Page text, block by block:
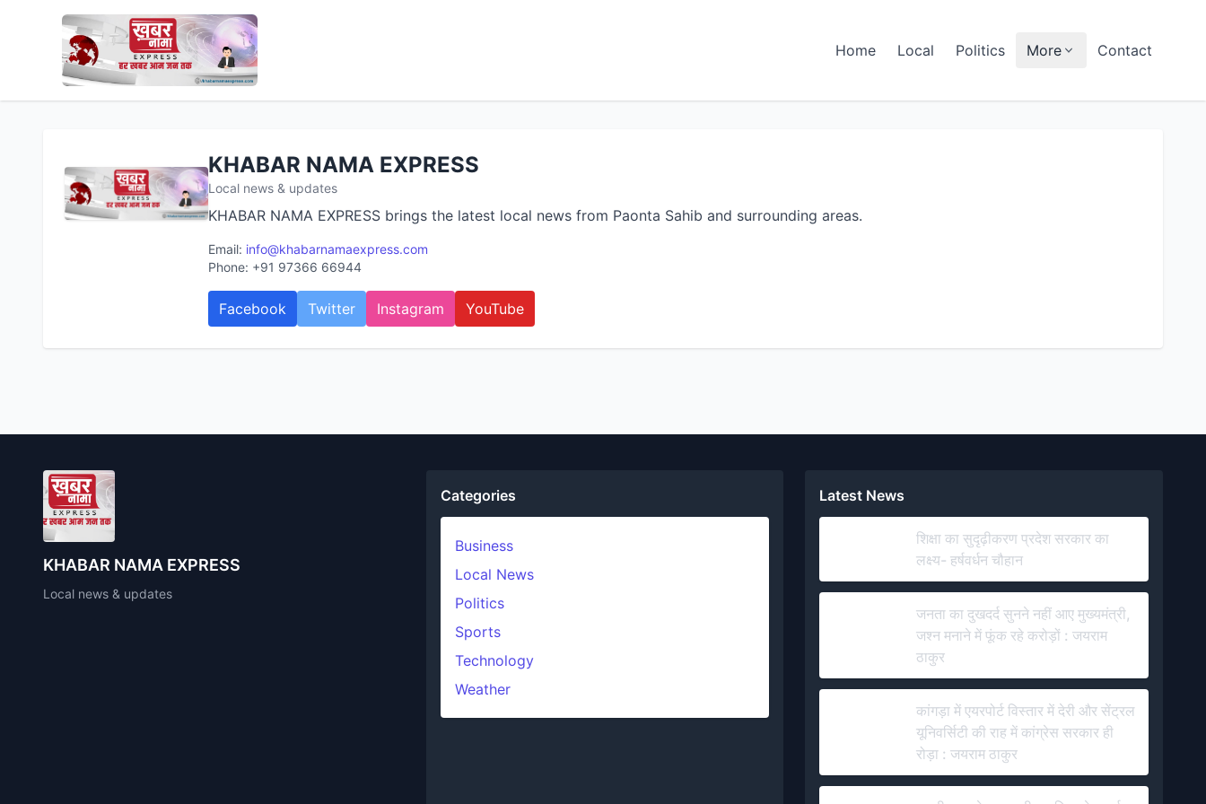
Home Local Politics More Contact
KHABAR NAMA EXPRESS
Local news & updates
KHABAR NAMA EXPRESS brings the latest local news from Paonta Sahib and surrounding areas.
Email: info@khabarnamaexpress.com
Phone: +91 97366 66944
Facebook Twitter Instagram YouTube
KHABAR NAMA EXPRESS
Local news & updates
Categories
Business
Local News
Politics
Sports
Technology
Weather
Latest News
शिक्षा का सुदृढ़ीकरण प्रदेश सरकार का
लक्ष्य- हर्षवर्धन चौहान
जनता का दुखदर्द सुनने नहीं आए मुख्यमंत्री,
जश्न मनाने में फूंक रहे करोड़ों : जयराम
ठाकुर
कांगड़ा में एयरपोर्ट विस्तार में देरी और सेंट्रल
यूनिवर्सिटी की राह में कांग्रेस सरकार ही
रोड़ा : जयराम ठाकुर